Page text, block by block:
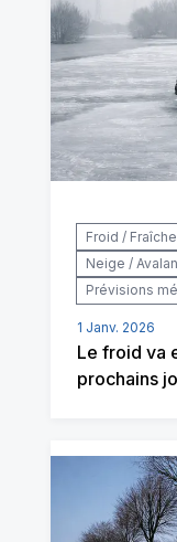
Froid /
Neige /
Prévisions
1 Janv. 2026
Le froid va
prochains